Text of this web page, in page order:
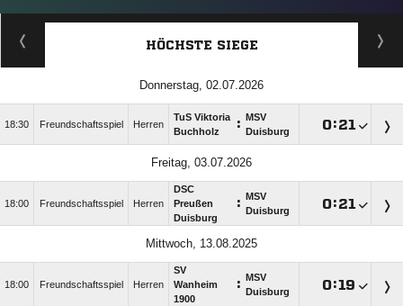
HÖCHSTE SIEGE
Donnerstag, 02.07.2026
18:30 Freundschaftsspiel Herren
TuS Viktoria
Buchholz
:
MSV
Duisburg
:
Freitag, 03.07.2026
18:00 Freundschaftsspiel Herren
DSC
Preußen
Duisburg
:
MSV
Duisburg
:
Mittwoch, 13.08.2025
18:00 Freundschaftsspiel Herren
SV
Wanheim
1900
:
MSV
Duisburg
: